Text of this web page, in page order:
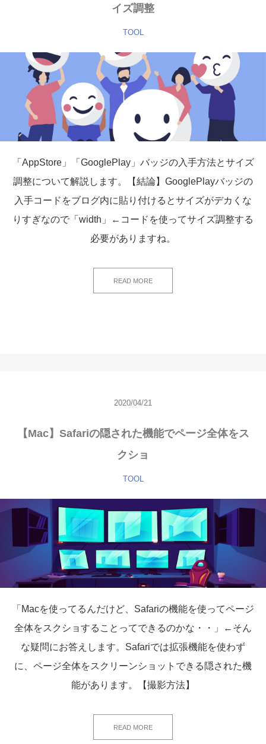
イズ調整
TOOL
「AppStore」「GooglePlay」バッジの入手方法とサイズ
調整について解説します。【結論】GooglePlayバッジの
入手コードをブログ内に貼り付けるとサイズがデカくな
りすぎなので「width」←コードを使ってサイズ調整する
必要がありますね。
READ MORE
2020/04/21
【Mac】Safariの隠された機能でページ全体をス
クショ
TOOL
「Macを使ってるんだけど、Safariの機能を使ってページ
全体をスクショすることってできるのかな・・」←そん
な疑問にお答えします。Safariでは拡張機能を使わず
に、ページ全体をスクリーンショットできる隠された機
能があります。【撮影方法】
READ MORE